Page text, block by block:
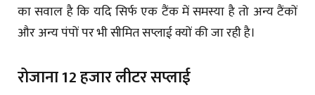
का सवाल है कि यदि सिर्फ एक टैंक में समस्या है तो अन्य टैंकों
और अन्य पंपों पर भी सीमित सप्लाई क्यों की जा रही है।
रोजाना 12 हजार लीटर सप्लाई